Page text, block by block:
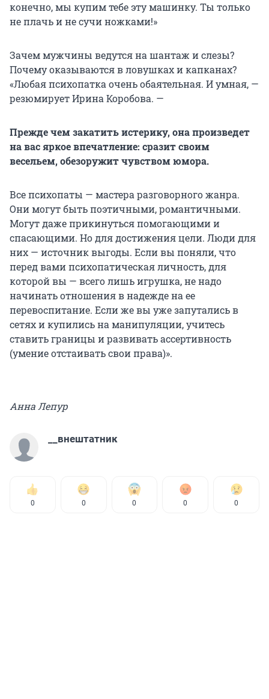
конечно, мы купим тебе эту машинку. Ты только
не плачь и не сучи ножками!»
Зачем мужчины ведутся на шантаж и слезы?
Почему оказываются в ловушках и капканах?
«Любая психопатка очень обаятельная. И умная, —
резюмирует Ирина Коробова. —
Прежде чем закатить истерику, она произведет
на вас яркое впечатление: сразит своим
весельем, обезоружит чувством юмора.
Все психопаты — мастера разговорного жанра.
Они могут быть поэтичными, романтичными.
Могут даже прикинуться помогающими и
спасающими. Но для достижения цели. Люди для
них — источник выгоды. Если вы поняли, что
перед вами психопатическая личность, для
которой вы — всего лишь игрушка, не надо
начинать отношения в надежде на ее
перевоспитание. Если же вы уже запутались в
сетях и купились на манипуляции, учитесь
ставить границы и развивать ассертивность
(умение отстаивать свои права)».
Анна Лепур
__внештатник
0 0 0 0 0